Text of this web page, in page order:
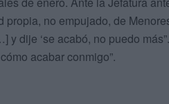
no empujado, de
dije ‘se acabó, no puedo
acabar conmigo”.